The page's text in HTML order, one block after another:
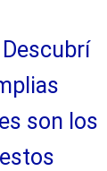
son los